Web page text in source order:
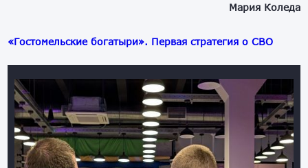
Мария Коледа
«Гостомельские богатыри». Первая стратегия о СВО